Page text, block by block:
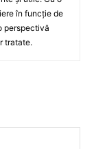
în funcție de
perspectivă
tratate.